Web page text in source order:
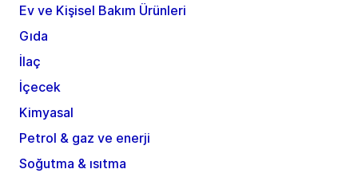
Ev ve Kişisel Bakım Ürünleri
Gıda
İlaç
İçecek
Kimyasal
Petrol & gaz ve enerji
Soğutma & ısıtma